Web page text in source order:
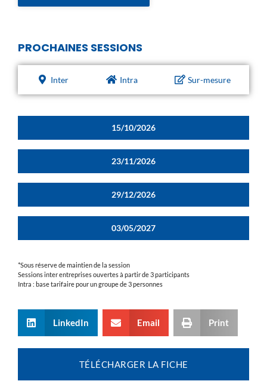
PROCHAINES SESSIONS
Inter Intra Sur-mesure
15/10/2026
23/11/2026
29/12/2026
03/05/2027
*Sous réserve de maintien de la session
Sessions inter entreprises ouvertes à partir de 3 participants
Intra : base tarifaire pour un groupe de 3 personnes
LinkedIn Email Print
TÉLÉCHARGER LA FICHE